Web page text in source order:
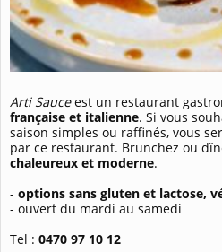
Arti Sauceest un restaurant
française et italienne. Si vous
saison simples ou raffinés, vous
par ce restaurant. Brunchez ou
chaleureux et moderne.
- options sans gluten et lactose,
- ouvert du mardi au samedi
Tel : 0470 97 10 12